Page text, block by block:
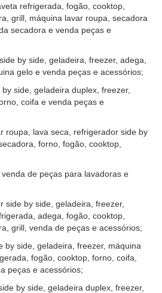
refrigerada, fogão, cooktop,
grill, máquina lavar roupa, secadora
secadora e venda peças e
by side, geladeira, freezer, adega,
gelo e venda peças e acessórios;
side, geladeira duplex, freezer,
coifa e venda peças e
roupa, lava seca, refrigerador side by
forno, fogão, cooktop,
de peças para lavadoras e
side by side, geladeira, freezer,
adega, fogão, cooktop,
grill, venda de peças e acessórios;
by side, geladeira, freezer, máquina
fogão, cooktop, forno, coifa,
peças e acessórios;
by side, geladeira duplex, freezer,